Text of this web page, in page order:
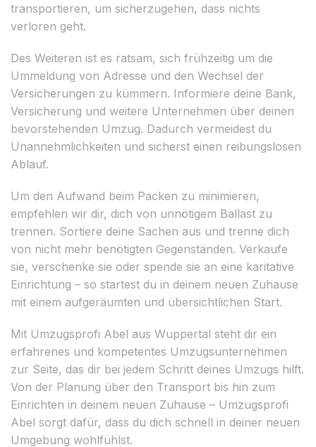
transportieren, um sicherzugehen, dass nichts
verloren geht.
Des Weiteren ist es ratsam, sich frühzeitig um die
Ummeldung von Adresse und den Wechsel der
Versicherungen zu kümmern. Informiere deine Bank,
Versicherung und weitere Unternehmen über deinen
bevorstehenden Umzug. Dadurch vermeidest du
Unannehmlichkeiten und sicherst einen reibungslosen
Ablauf.
Um den Aufwand beim Packen zu minimieren,
empfehlen wir dir, dich von unnötigem Ballast zu
trennen. Sortiere deine Sachen aus und trenne dich
von nicht mehr benötigten Gegenständen. Verkaufe
sie, verschenke sie oder spende sie an eine karitative
Einrichtung – so startest du in deinem neuen Zuhause
mit einem aufgeräumten und übersichtlichen Start.
Mit Umzugsprofi Abel aus Wuppertal steht dir ein
erfahrenes und kompetentes Umzugsunternehmen
zur Seite, das dir bei jedem Schritt deines Umzugs hilft.
Von der Planung über den Transport bis hin zum
Einrichten in deinem neuen Zuhause – Umzugsprofi
Abel sorgt dafür, dass du dich schnell in deiner neuen
Umgebung wohlfühlst.